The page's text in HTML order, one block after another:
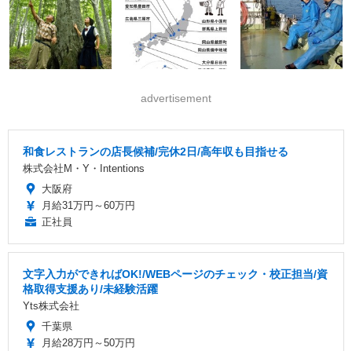
advertisement
和食レストランの店長候補/完休2日/高年収も目指せる
株式会社M・Y・Intentions
大阪府
月給31万円～60万円
正社員
文字入力ができればOK!/WEBページのチェック・校正担当/資
格取得支援あり/未経験活躍
Yts株式会社
千葉県
月給28万円～50万円